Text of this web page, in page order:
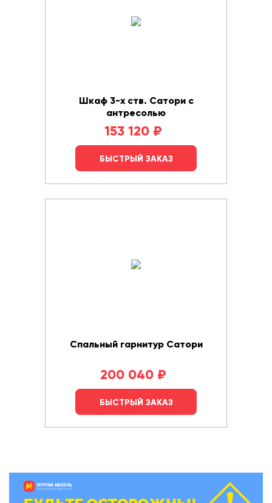
Шкаф 3-х ств. Сатори с
антресолью
153 120 ₽
БЫСТРЫЙ ЗАКАЗ
Спальный гарнитур Сатори
200 040 ₽
БЫСТРЫЙ ЗАКАЗ